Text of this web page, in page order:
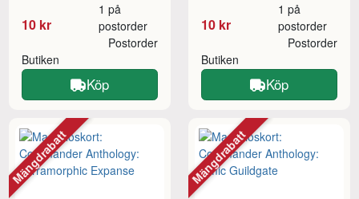
10 kr
1 på
postorder
Butiken
Postorder
Köp
10 kr
1 på
postorder
Butiken
Postorder
Köp
Mängdrabatt Mängdrabatt